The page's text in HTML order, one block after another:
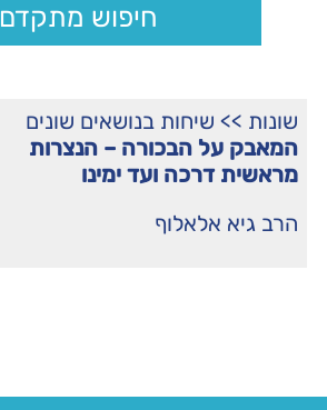
שונות >> שיחות בנושאים שונים
המאבק על הבכורה – הנצרות
מראשית דרכה ועד ימינו
הרב גיא אלאלוף
חיפוש מתקדם